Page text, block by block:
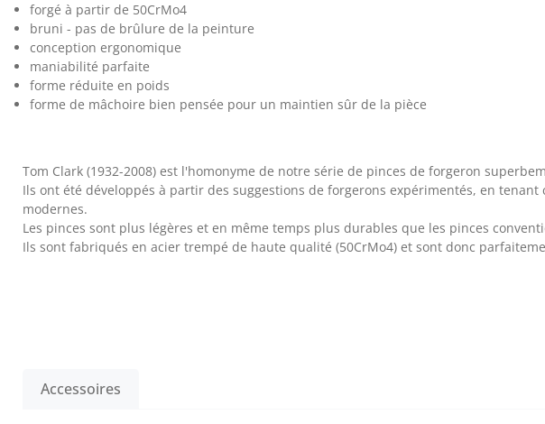
forgé à partir de 50CrMo4
bruni - pas de brûlure de la peinture
conception ergonomique
maniabilité parfaite
forme réduite en poids
forme de mâchoire bien pensée pour un maintien sûr de la pièce
Tom Clark (1932-2008) est l'homonyme de notre série de pinces de forgeron
Ils ont été développés à partir des suggestions de forgerons expérimentés, en
modernes.
Les pinces sont plus légères et en même temps plus durables que les pinces
Ils sont fabriqués en acier trempé de haute qualité (50CrMo4) et sont donc
Accessoires